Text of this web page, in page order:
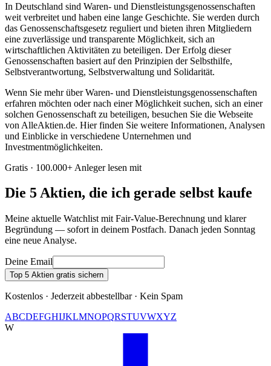
In Deutschland sind Waren- und Dienstleistungsgenossenschaften
weit verbreitet und haben eine lange Geschichte. Sie werden durch
das Genossenschaftsgesetz reguliert und bieten ihren Mitgliedern
eine zuverlässige und transparente Möglichkeit, sich an
wirtschaftlichen Aktivitäten zu beteiligen. Der Erfolg dieser
Genossenschaften basiert auf den Prinzipien der Selbsthilfe,
Selbstverantwortung, Selbstverwaltung und Solidarität.
Wenn Sie mehr über Waren- und Dienstleistungsgenossenschaften
erfahren möchten oder nach einer Möglichkeit suchen, sich an einer
solchen Genossenschaft zu beteiligen, besuchen Sie die Webseite
von AlleAktien.de. Hier finden Sie weitere Informationen, Analysen
und Einblicke in verschiedene Unternehmen und
Investmentmöglichkeiten.
Gratis · 100.000+ Anleger lesen mit
Die 5 Aktien, die ich gerade selbst kaufe
Meine aktuelle Watchlist mit Fair-Value-Berechnung und klarer
Begründung — sofort in deinem Postfach. Danach jeden Sonntag
eine neue Analyse.
Deine Email
Top 5 Aktien gratis sichern
Kostenlos · Jederzeit abbestellbar · Kein Spam
ABCDEFGHIJKLMNOPQRSTUVWXYZ
W